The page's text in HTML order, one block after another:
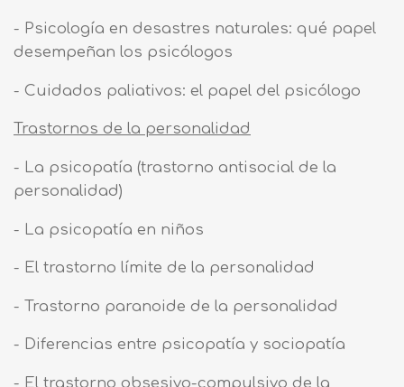
- Psicología en desastres naturales: qué papel
desempeñan los psicólogos
- Cuidados paliativos: el papel del psicólogo
Trastornos de la personalidad
- La psicopatía (trastorno antisocial de la
personalidad)
- La psicopatía en niños
- El trastorno límite de la personalidad
- Trastorno paranoide de la personalidad
- Diferencias entre psicopatía y sociopatía
- El trastorno obsesivo-compulsivo de la